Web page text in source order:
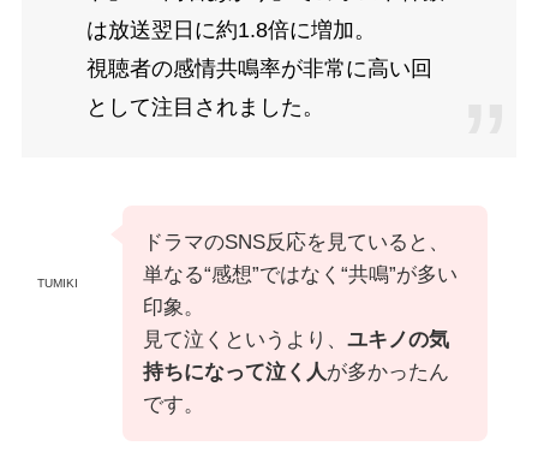
は放送翌日に約1.8倍に増加。
視聴者の感情共鳴率が非常に高い回
として注目されました。
TUMIKI
ドラマのSNS反応を見ていると、
単なる“感想”ではなく“共鳴”が多い
印象。
見て泣くというより、 ユキノの気
持ちになって泣く人が多かったん
です。